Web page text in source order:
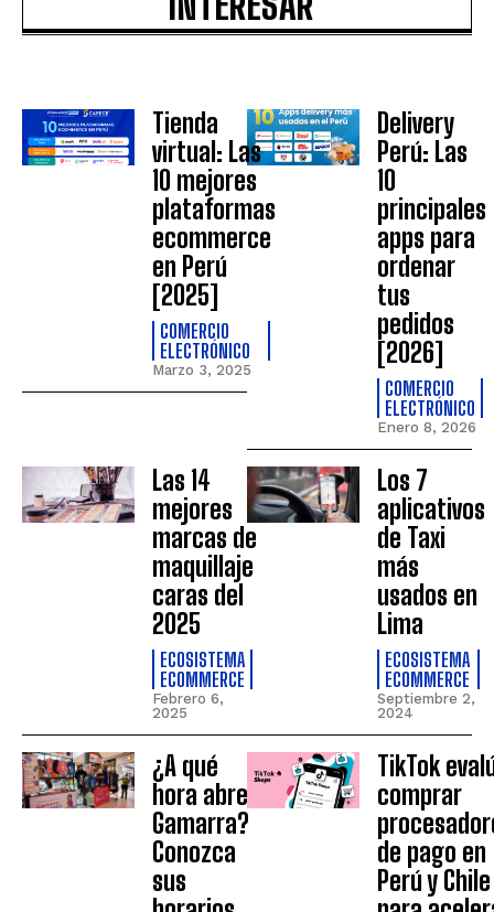
Tienda
virtual: Las
10 mejores
plataformas
ecommerce
en Perú
[2025]
COMERCIO
ELECTRÓNICO
Marzo 3, 2025
Delivery
Perú: Las
10
principales
apps para
ordenar
tus
pedidos
[2026]
COMERCIO
ELECTRÓNICO
Enero 8, 2026
Las 14
mejores
marcas de
maquillaje
caras del
2025
ECOSISTEMA
ECOMMERCE
Febrero 6,
2025
Los 7
aplicativos
de Taxi
más
usados en
Lima
ECOSISTEMA
ECOMMERCE
Septiembre 2,
2024
¿A qué
hora abre
Gamarra?
Conozca
sus
TikTok
comprar
de pago en
Perú y Chile